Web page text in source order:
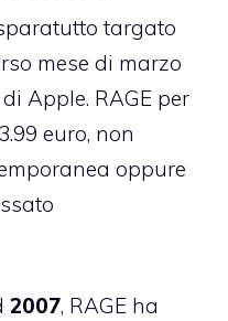
targato
mese di marzo
Apple. RAGE per
euro, non
oppure
2007, RAGE ha